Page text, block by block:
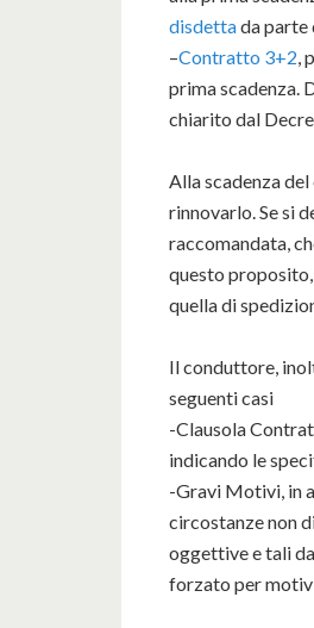
disdettada parte
–Contratto 3+2,
prima scadenza.
chiarito dal
Alla scadenza
rinnovarlo. Se si
raccomandata,
questo
quella di
Il conduttore,
seguenti casi
-Clausola
indicando le
-Gravi Motivi, in
circostanze non
oggettive e tali
forzato per